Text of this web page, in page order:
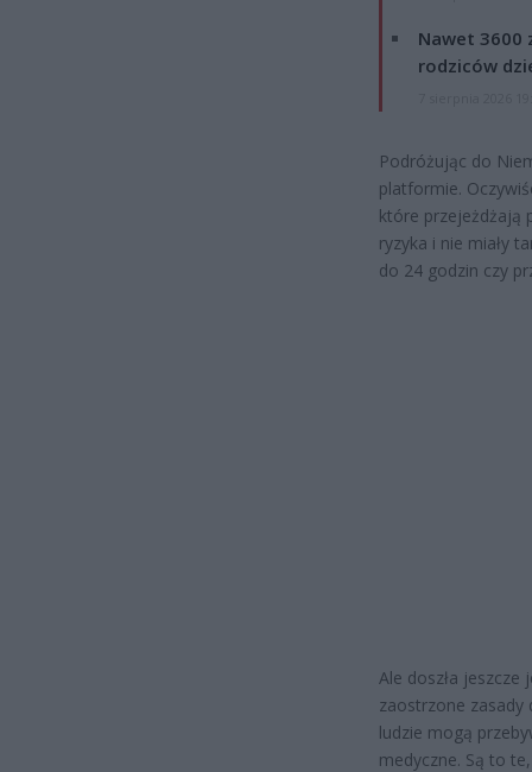
Nawet 3600
rodziców
Podróżując do
platformie.
które przejeżdżają
ryzyka i nie miały
do 24 godzin czy
Ale doszła
zaostrzone zasady
ludzie mogą
medyczne. Są to